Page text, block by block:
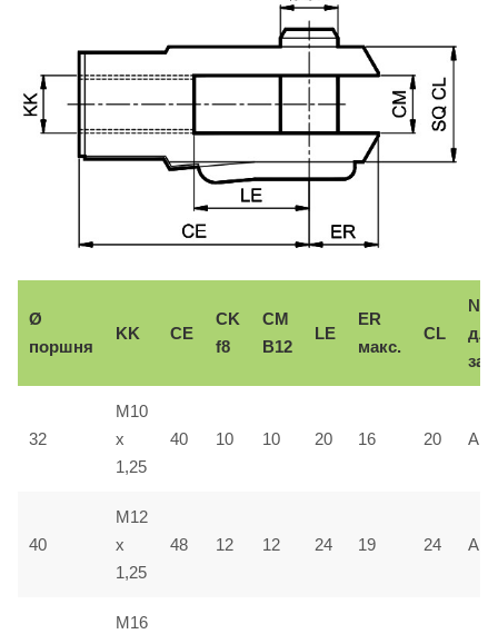
Ø
поршня
KK CE
CK
f8
CM
B12
LE
ER
макс.
CL
№
32
M10
x
1,25
40 10 10 20 16 20
40
M12
x
1,25
48 12 12 24 19 24
M16